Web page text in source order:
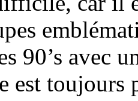
90’s avec
est toujours